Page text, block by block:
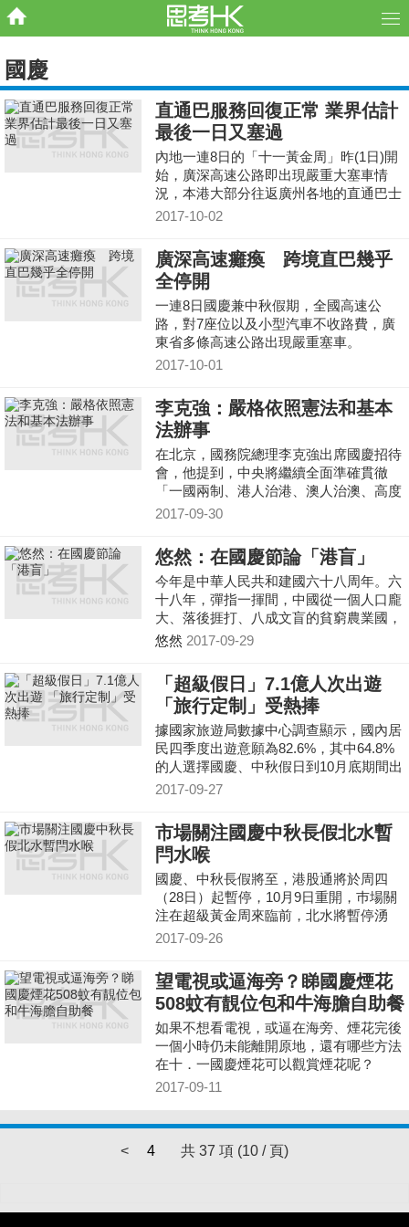
國慶
直通巴服務回復正常 業界估計
最後一日又塞過
內地一連8日的「十一黃金周」昨(1日)開
始，廣深高速公路即出現嚴重大塞車情
況，本港大部分往返廣州各地的直通巴士
昨要暫停服務，服務現時大致回復正常。
期最後一日可能再次塞車。
2017-10-02
廣深高速癱瘓 跨境直巴幾乎
全停開
一連8日國慶兼中秋假期，全國高速公
路，對7座位以及小型汽車不收路費，廣
東省多條高速公路出現嚴重塞車。
2017-10-01
李克強：嚴格依照憲法和基本
法辦事
在北京，國務院總理李克強出席國慶招待
會，他提到，中央將繼續全面準確貫徹
「一國兩制、港人治港、澳人治澳、高度
自治的方針」，嚴格依照憲法和基本法辦
2017-09-30
悠然：在國慶節論「港盲」
今年是中華人民共和建國六十八周年。六
十八年，彈指一揮間，中國從一個人口龐
大、落後捱打、八成文盲的貧窮農業國，
躍身成全球GDP第二、文盲率不足5%、
擁有聯合國產業分類中全部工業門類的國
家。
悠然 2017-09-29
「超級假日」7.1億人次出遊
「旅行定制」受熱捧
據國家旅遊局數據中心調查顯示，國內居
民四季度出遊意願為82.6%，其中64.8%
的人選擇國慶、中秋假日到10月底期間出
遊，預計10月1日至8日期間國內旅遊人數
受訪者占總受訪人數的54.3%。
2017-09-27
市場關注國慶中秋長假北水暫
閂水喉
國慶、中秋長假將至，港股通將於周四
（28日）起暫停，10月9日重開，巿場關
注在超級黃金周來臨前，北水將暫停湧
入，市場觀望。
2017-09-26
望電視或逼海旁？睇國慶煙花
508蚊有靚位包和牛海膽自助餐
如果不想看電視，或逼在海旁、煙花完後
一個小時仍未能離開原地，還有哪些方法
在十．一國慶煙花可以觀賞煙花呢？
2017-09-11
< 4 共 37 項 (10 / 頁)